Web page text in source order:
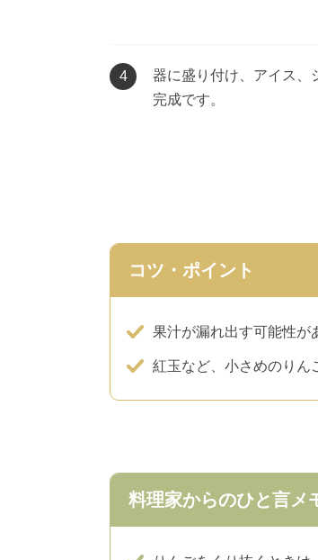
4
器に盛り付け、アイス、
完成です。
コツ・ポイント
果汁が漏れ出す可能性が
紅玉など、小さめのりん
料理家からのひと言メ